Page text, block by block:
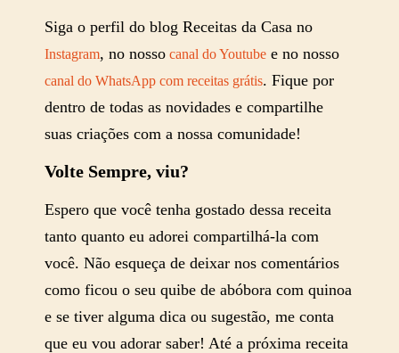
Siga o perfil do blog Receitas da Casa no
Instagram, no nosso canal do Youtube e no nosso
canal do WhatsApp com receitas grátis. Fique por
dentro de todas as novidades e compartilhe
suas criações com a nossa comunidade!
Volte Sempre, viu?
Espero que você tenha gostado dessa receita
tanto quanto eu adorei compartilhá-la com
você. Não esqueça de deixar nos comentários
como ficou o seu quibe de abóbora com quinoa
e se tiver alguma dica ou sugestão, me conta
que eu vou adorar saber! Até a próxima receita